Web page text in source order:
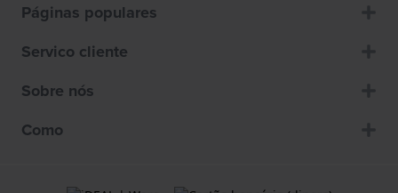
Páginas populares
Servico cliente
Sobre nós
Como